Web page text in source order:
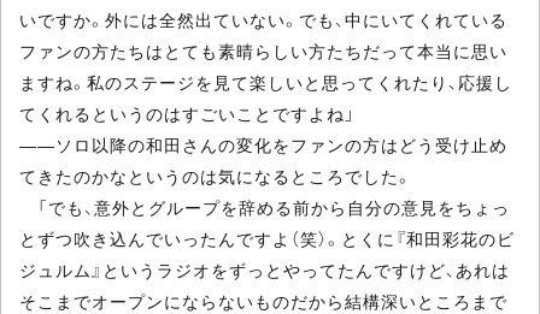
いですか。外には全然出ていない。でも、中にいてくれている
ファンの方たちはとても素晴らしい方たちだって本当に思い
ますね。私のステージを見て楽しいと思ってくれたり、応援し
てくれるというのはすごいことですよね」
――ソロ以降の和田さんの変化をファンの方はどう受け止め
てきたのかなというのは気になるところでした。
「でも、意外とグループを辞める前から自分の意見をちょっ
とずつ吹き込んでいったんですよ（笑）。とくに『和田彩花のビ
ジュルム』というラジオをずっとやってたんですけど、あれは
そこまでオープンにならないものだから結構深いところまで